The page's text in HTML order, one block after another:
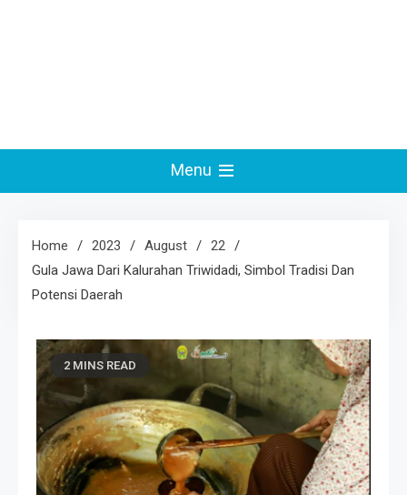
Menu
Home 2023 August
22
Gula Jawa Dari Kalurahan Triwidadi, Simbol Tradisi Dan
Potensi Daerah
2 MINS READ